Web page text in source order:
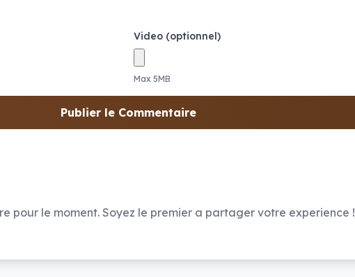
Video (optionnel)
Max 5MB
Publier le Commentaire
pour le moment. Soyez le premier a partager votre experience !